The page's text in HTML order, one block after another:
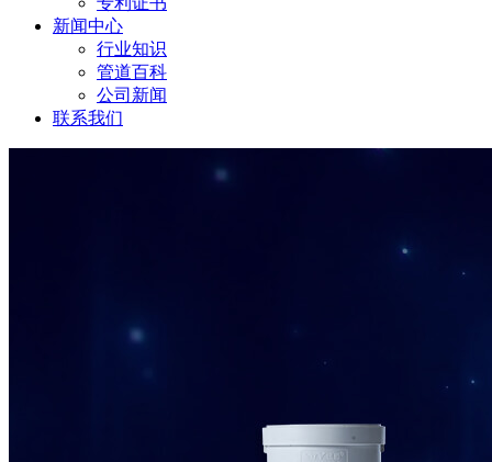
新闻中心
行业知识
管道百科
公司新闻
联系我们